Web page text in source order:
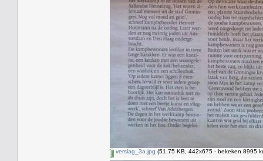
verslag_3a.jpg (51.75 KB, 442x675 - bekeken 8995